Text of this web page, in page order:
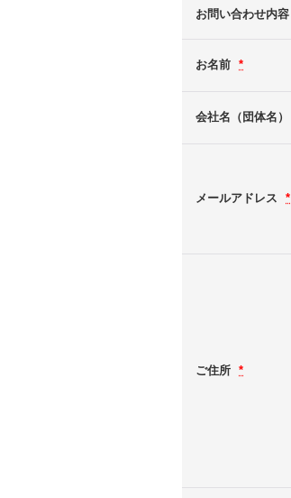
お問い合わせ内容
お名前 *
会社名（団体名）
メールアドレス *
ご住所 *